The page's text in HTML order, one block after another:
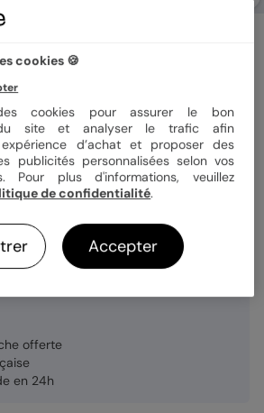
12x17 cm plié
Papier Satiné
1 carte
offerte
en 24h
cookies 🍪
cookies pour assurer le bon
du site et analyser le trafic afin
d’achat et proposer des
publicités personnalisées selon vos
Pour plus d'informations, veuillez
de confidentialité.
Accepter